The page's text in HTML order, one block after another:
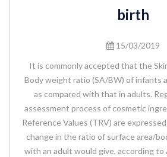
birth
15/03/2019
It is commonly accepted that the
Body weight ratio (SA/BW) of infants
as compared with that in adults.
assessment process of cosmetic
Reference Values (TRV) are
change in the ratio of surface area/
with an adult would give, according to